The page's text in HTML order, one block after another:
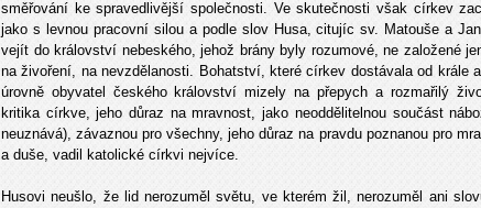
směřování ke spravedlivější společnosti. Ve skutečnosti však církev
jako s levnou pracovní silou a podle slov Husa, citujíc sv. Matouše a
vejít do království nebeského, jehož brány byly rozumové, ne založené
na živoření, na nevzdělanosti. Bohatství, které církev dostávala od krále
úrovně obyvatel českého království mizely na přepych a rozmařilý
kritika církve, jeho důraz na mravnost, jako neoddělitelnou součást
neuznává), závaznou pro všechny, jeho důraz na pravdu poznanou pro
a duše, vadil katolické církvi nejvíce.
Husovi neušlo, že lid nerozuměl světu, ve kterém žil, nerozuměl ani